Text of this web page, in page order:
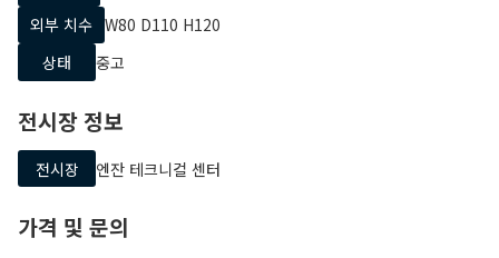
외부 치수 W80 D110 H120
상태
중고
전시장 정보
전시장 엔잔 테크니컬 센터
가격 및 문의